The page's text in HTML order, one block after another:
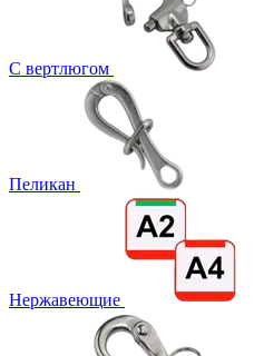
С вертлюгом
Пеликан
Нержавеющие